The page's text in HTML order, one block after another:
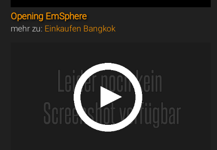
Opening EmSphere
mehr zu: Einkaufen Bangkok